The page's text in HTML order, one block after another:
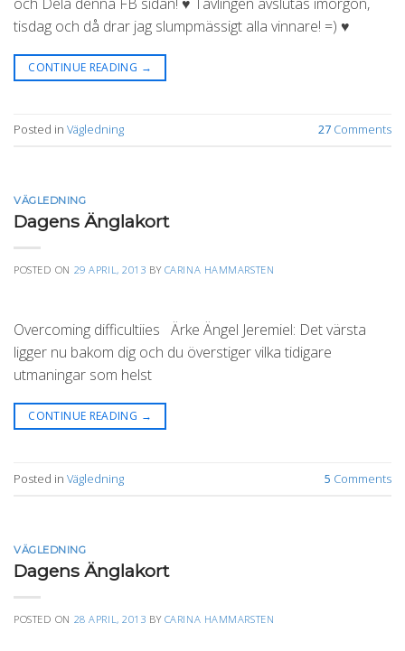
tisdag och då drar jag slumpmässigt alla vinnare! =) ♥
CONTINUE READING →
Posted in Vägledning 27 Comments
VÄGLEDNING
Dagens Änglakort
POSTED ON 29 APRIL, 2013 BY CARINA HAMMARSTEN
Overcoming difficultiies Ärke Ängel Jeremiel: Det värsta
ligger nu bakom dig och du överstiger vilka tidigare
utmaningar som helst
CONTINUE READING →
Posted in Vägledning 5 Comments
VÄGLEDNING
Dagens Änglakort
POSTED ON 28 APRIL, 2013 BY CARINA HAMMARSTEN